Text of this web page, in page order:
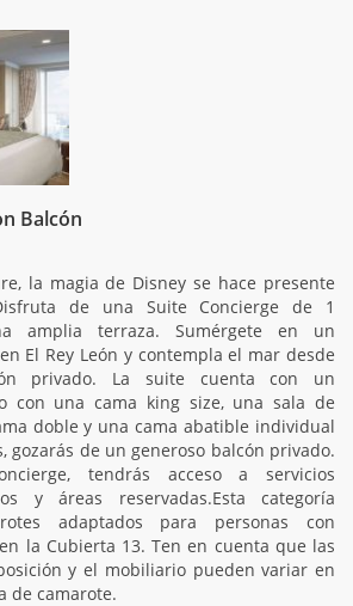
Balcón
la magia de Disney se hace presente
de una Suite Concierge de 1
amplia terraza. Sumérgete en un
El Rey León y contempla el mar desde
privado. La suite cuenta con un
con una cama king size, una sala de
doble y una cama abatible individual
gozarás de un generoso balcón privado.
tendrás acceso a servicios
y áreas reservadas.Esta categoría
adaptados para personas con
la Cubierta 13. Ten en cuenta que las
y el mobiliario pueden variar en
de camarote.